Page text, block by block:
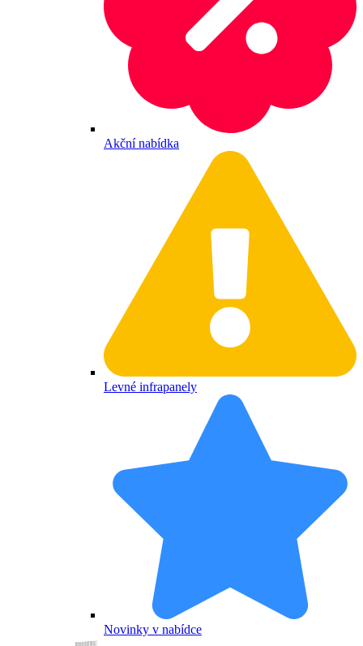
Akční nabídka
Levné infrapanely
Novinky v nabídce